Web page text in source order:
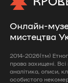
Онлайн-
мистецтва
2014-2026(тм)
права захищені.
аналітика, описи,
особистого